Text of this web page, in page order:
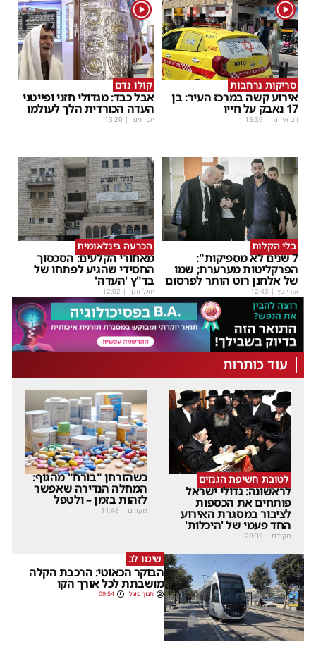
1
סריקות נרחבות
אירוע קשה במרכז העיר: בן
17 נאבק על חייו
דב אייזנר |
15:39
1
קולו נדם
אבל כבד: מגדולי חזני ופייטני
העדה הכורדית הלך לעולמו
יוסי וינר |
13:20
בלי הקלות
7 שנים לא מספיקות":
הפרקליטות מערערת; שמו
של אלחנן רוט הותר לפרסום
אורי כץ |
12:43
הכרעה בינלאומית
מאחורי הקלעים: הסכסוך
החסידי שהגיע לפתחו של
בד"ץ 'העדה'
יואל וולך |
12:02
עוד כותרות
לטובת חשיפת הגנזים
לראשונה: גדולי ישראל
פותחים את הכספות
לציבור במסגרת האירוע
החד פעמי של 'היכלות'
מקודם |
20:39
כשהזרחן "בורח" מהגוף:
המחלה הנדירה שאפשר
לזהות בזמן – ולטפל
מקודם |
11:48
שימו לב
הבוקר הכאוטי: הרכבת הקלה
מושבתת לכל אורך הקו
חנוך פוגל 09:54